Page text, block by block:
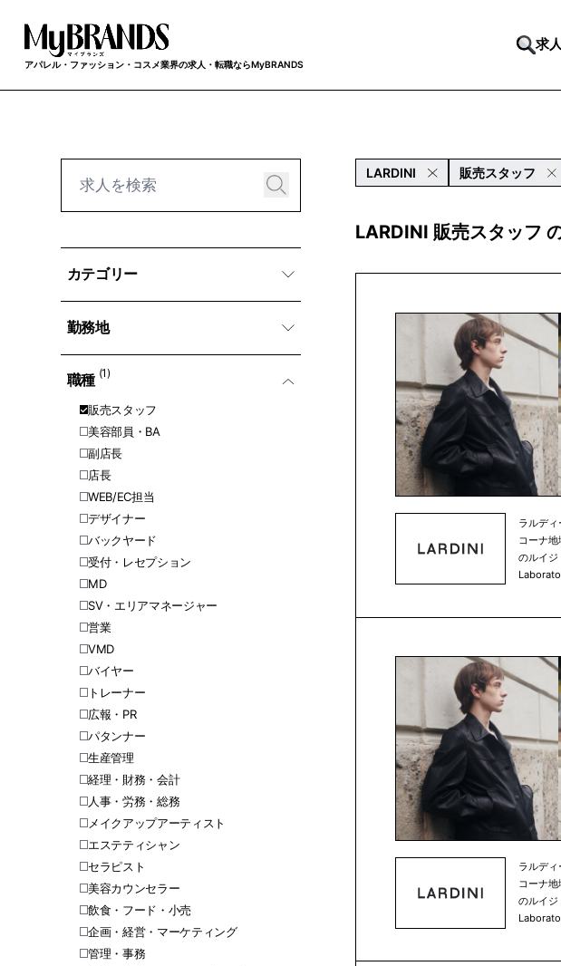
アパレル・ファッション・コスメ業界の求人・転職ならMyBRANDS
求
カテゴリー
勤務地
職種 (1)
販売スタッフ
美容部員・BA
副店長
店長
WEB/EC担当
デザイナー
バックヤード
受付・レセプション
MD
SV・エリアマネージャー
営業
VMD
バイヤー
トレーナー
広報・PR
パタンナー
生産管理
経理・財務・会計
人事・労務・総務
メイクアップアーティスト
エステティシャン
セラピスト
美容カウンセラー
飲食・フード・小売
企画・経営・マーケティング
管理・事務
LARDINI 販売スタッフ
LARDINI 販売スタッフ
ラルデ
コーナ
のルイジ
技術の
育まれ
ド
ショッ
の仕立
ラルディ
徴のひ
注意を
イル。
技術を
ション
チ、ひ
が新し
新鮮なラ
す。 そ
ラルデ
コーナ
のルイジ